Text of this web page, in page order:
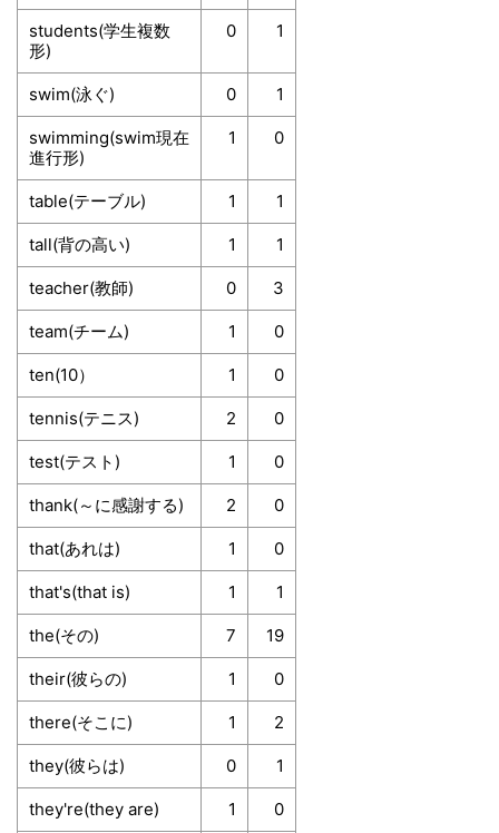
students(学生複数
形)
0 1
swim(泳ぐ) 0 1
swimming(swim現在
進行形)
1 0
table(テーブル) 1 1
tall(背の高い) 1 1
teacher(教師) 0 3
team(チーム) 1 0
ten(10） 1 0
tennis(テニス) 2 0
test(テスト) 1 0
thank(～に感謝する) 2 0
that(あれは) 1 0
that's(that is) 1 1
the(その) 7 19
their(彼らの) 1 0
there(そこに) 1 2
they(彼らは) 0 1
they're(they are) 1 0